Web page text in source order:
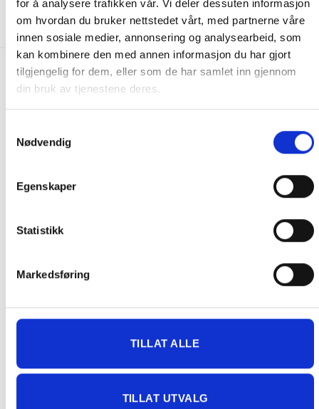
for å analysere trafikken vår. Vi deler dessuten informasjon
om hvordan du bruker nettstedet vårt, med partnerne våre
innen sosiale medier, annonsering og analysearbeid, som
kan kombinere den med annen informasjon du har gjort
tilgjengelig for dem, eller som de har samlet inn gjennom
din bruk av tjenestene deres.
Nødvendig
Egenskaper
Statistikk
Markedsføring
TILLAT ALLE
TILLAT UTVALG
KJØP KJØP
FRAKT PÅ ORDRE 0-1499 kroner:
Produkter som kan knuses eller skades via. transport sendes ikke.
pakken enten for tung, eller varen har fått frakten fjernet pga.
mulig for skade under transport.
Noen produkter selges kun i
91 92 05 91.
GRATIS FRAKT (Levert til hentested/butikk, ikke